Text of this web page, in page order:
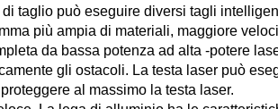
taglio può eseguire diversi tagli
più ampia di materiali, maggiore
da bassa potenza ad alta -potere
gli ostacoli. La testa laser può
al massimo la testa laser.